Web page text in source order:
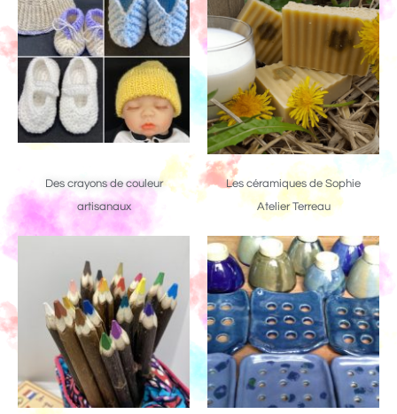
Des crayons de couleur
artisanaux
Les céramiques de Sophie
Atelier Terreau